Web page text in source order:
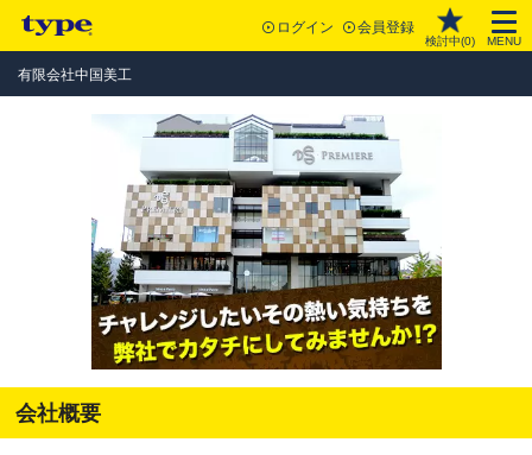
ログイン 会員登録
検討中(0) MENU
有限会社中国美工
会社概要